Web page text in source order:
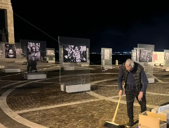
AMBIENTE
SOCIETÀ
CULTURA
ECONOMIA E LAVORO
EVENTI